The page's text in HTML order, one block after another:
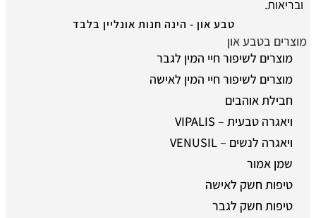
ובריאות.
טבע און - הינה חנות אונליין בלבד
מוצרים בטבע און
מוצרים לשיפור חיי המין לגבר
מוצרים לשיפור חיי המין לאישה
חבילת אוהבים
ויאגרה טבעית – VIPALIS
ויאגרה לנשים – VENUSIL
שמן אמור
טיפות חשק לאישה
טיפות חשק לגבר